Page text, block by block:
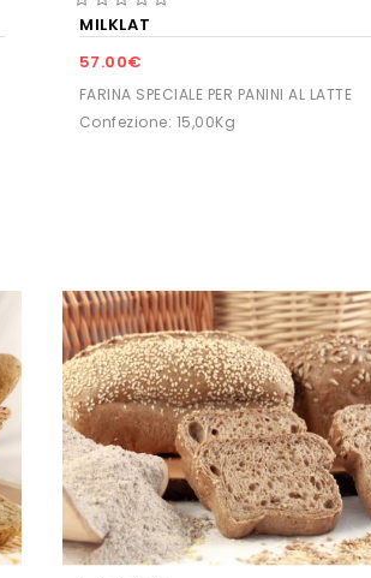
MILKLAT
57.00€
FARINA SPECIALE PER PANINI AL LATTE
Confezione: 15,00Kg